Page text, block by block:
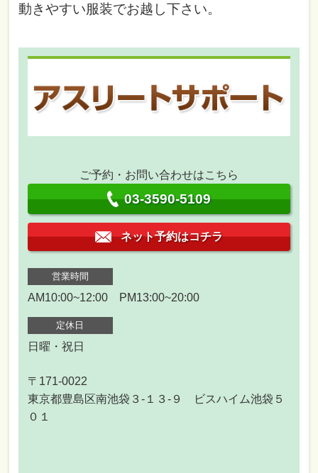
動きやすい服装でお越し下さい。
ご予約・お問い合わせはこちら
03-3590-5109
ネット予約はコチラ
営業時間
AM10:00~12:00 PM13:00~20:00
定休日
日曜・祝日
〒171-0022
東京都豊島区南池袋３-１３-９ ビスハイム池袋５
０１